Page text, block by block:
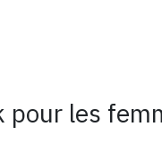
pour les